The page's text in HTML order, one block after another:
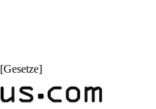
Gesetze]